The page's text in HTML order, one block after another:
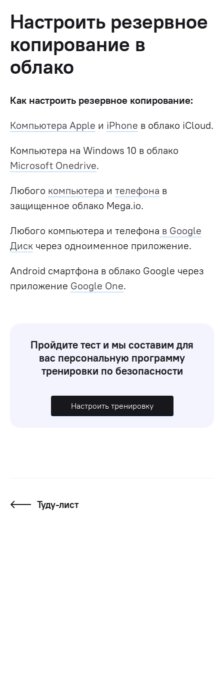
Настроить резервное
копирование в
облако
Как настроить резервное копирование:
Компьютера Apple и iPhone в облако iCloud.
Компьютера на Windows 10 в облако
Microsoft Onedrive.
Любого компьютера и телефона в
защищенное облако Mega.io.
Любого компьютера и телефона в Google
Диск через одноименное приложение.
Android смартфона в облако Google через
приложение Google One.
Пройдите тест и мы составим для
вас персональную программу
тренировки по безопасности
Настроить тренировку
Туду-лист